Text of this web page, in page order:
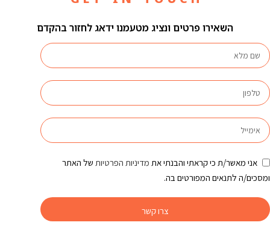
השאירו פרטים ונציג מטעמנו ידאג לחזור בהקדם
אני מאשר/ת כי קראתי והבנתי את מדיניות הפרטיות של האתר
ומסכים/ה לתנאים המפורטים בה.
צרו קשר